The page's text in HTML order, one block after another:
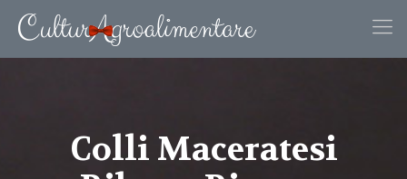
Colli Maceratesi